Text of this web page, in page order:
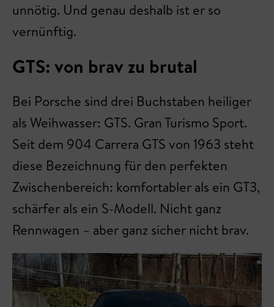
unnötig. Und genau deshalb ist er so
vernünftig.
GTS: von brav zu brutal
Bei Porsche sind drei Buchstaben heiliger
als Weihwasser: GTS. Gran Turismo Sport.
Seit dem 904 Carrera GTS von 1963 steht
diese Bezeichnung für den perfekten
Zwischenbereich: komfortabler als ein GT3,
schärfer als ein S-Modell. Nicht ganz
Rennwagen – aber ganz sicher nicht brav.